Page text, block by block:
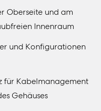
Oberseite und am
Innenraum
und Konfigurationen
für Kabelmanagement
Gehäuses